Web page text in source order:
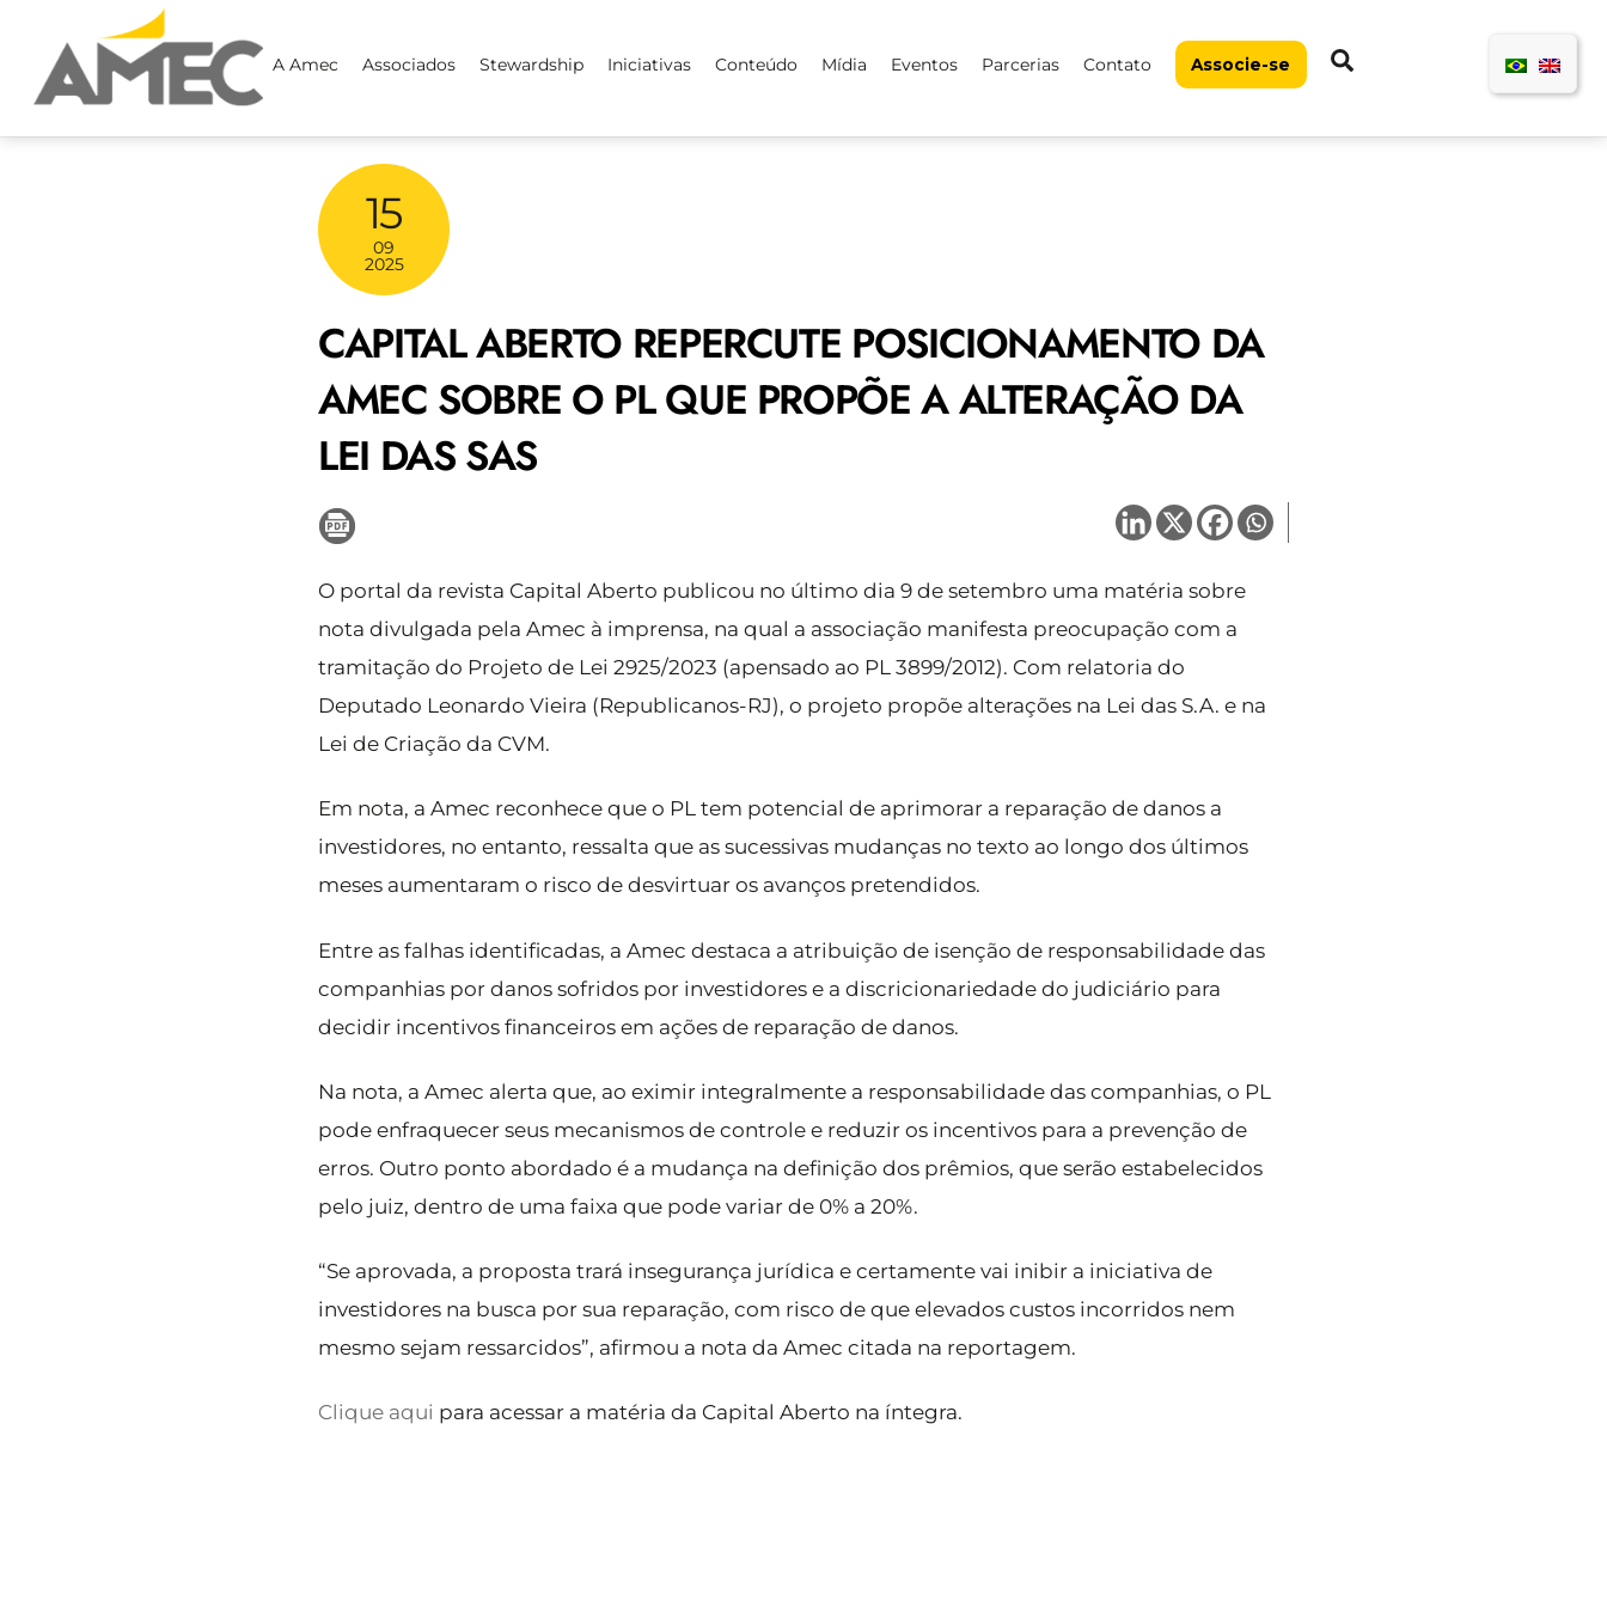
content
A Amec Associados Stewardship Iniciativas Conteúdo Mídia Eventos Parcerias Contato Associe-se
15
09
2025
CAPITAL ABERTO REPERCUTE POSICIONAMENTO DA
AMEC SOBRE O PL QUE PROPÕE A ALTERAÇÃO DA
LEI DAS SAS
O portal da revista Capital Aberto publicou no último dia 9 de setembro uma matéria sobre
nota divulgada pela Amec à imprensa, na qual a associação manifesta preocupação com a
tramitação do Projeto de Lei 2925/2023 (apensado ao PL 3899/2012). Com relatoria do
Deputado Leonardo Vieira (Republicanos-RJ), o projeto propõe alterações na Lei das S.A. e na
Lei de Criação da CVM.
Em nota, a Amec reconhece que o PL tem potencial de aprimorar a reparação de danos a
investidores, no entanto, ressalta que as sucessivas mudanças no texto ao longo dos últimos
meses aumentaram o risco de desvirtuar os avanços pretendidos.
Entre as falhas identificadas, a Amec destaca a atribuição de isenção de responsabilidade das
companhias por danos sofridos por investidores e a discricionariedade do judiciário para
decidir incentivos financeiros em ações de reparação de danos.
Na nota, a Amec alerta que, ao eximir integralmente a responsabilidade das companhias, o PL
pode enfraquecer seus mecanismos de controle e reduzir os incentivos para a prevenção de
erros. Outro ponto abordado é a mudança na definição dos prêmios, que serão estabelecidos
pelo juiz, dentro de uma faixa que pode variar de 0% a 20%.
“Se aprovada, a proposta trará insegurança jurídica e certamente vai inibir a iniciativa de
investidores na busca por sua reparação, com risco de que elevados custos incorridos nem
mesmo sejam ressarcidos”, afirmou a nota da Amec citada na reportagem.
Clique aqui para acessar a matéria da Capital Aberto na íntegra.